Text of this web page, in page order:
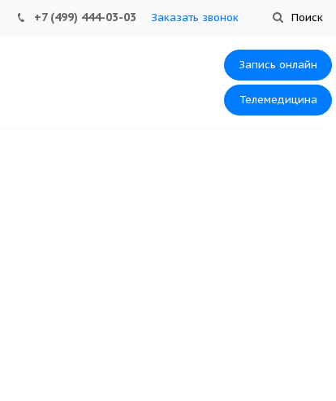
Поиск
+7 (499) 444-03-03 Заказать звонок
Запись онлайн
Телемедицина